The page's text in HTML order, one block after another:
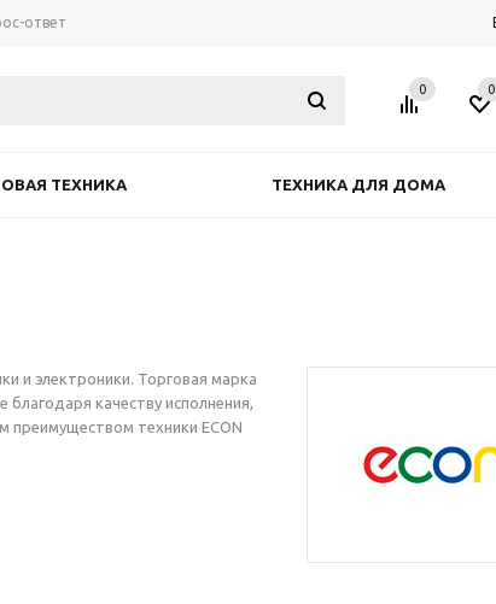
ответ
0 0
ТЕХНИКА ТЕХНИКА ДЛЯ ДОМА
и электроники. Торговая марка
качеству исполнения,
преимуществом техники ECON